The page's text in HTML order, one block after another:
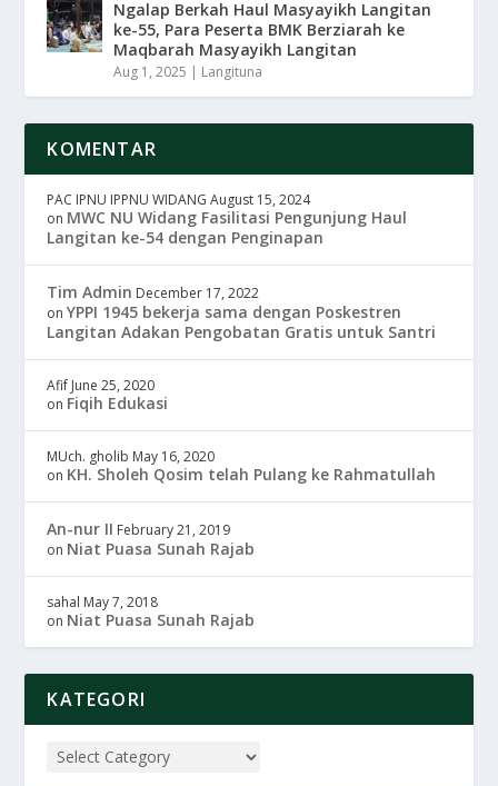
Ngalap Berkah Haul Masyayikh Langitan
ke-55, Para Peserta BMK Berziarah ke
Maqbarah Masyayikh Langitan
Aug 1, 2025 | Langituna
KOMENTAR
PAC IPNU IPPNU WIDANG August 15, 2024
on MWC NU Widang Fasilitasi Pengunjung Haul
Langitan ke-54 dengan Penginapan
Tim Admin December 17, 2022
onYPPI 1945 bekerja sama dengan Poskestren
Langitan Adakan Pengobatan Gratis untuk Santri
Afif June 25, 2020
on Fiqih Edukasi
MUch. gholib May 16, 2020
on KH. Sholeh Qosim telah Pulang ke Rahmatullah
An-nur II February 21, 2019
on Niat Puasa Sunah Rajab
sahal May 7, 2018
on Niat Puasa Sunah Rajab
KATEGORI